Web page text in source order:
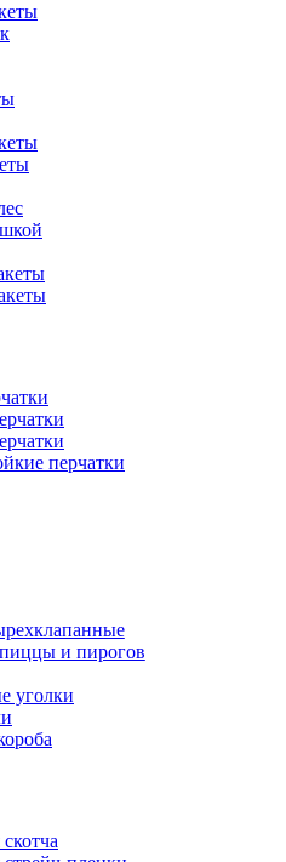
перчатки
и пирогов
уголки